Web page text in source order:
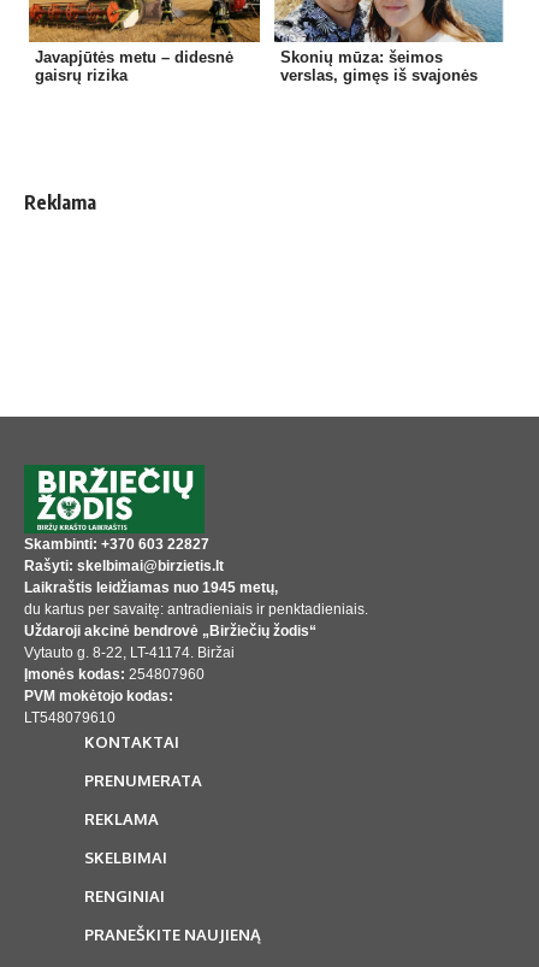
Javapjūtės metu – didesnė
gaisrų rizika
Skonių mūza: šeimos
verslas, gimęs iš svajonės
Reklama
Skambinti: +370 603 22827
Rašyti: skelbimai@birzietis.lt
Laikraštis leidžiamas nuo 1945 metų,
du kartus per savaitę: antradieniais ir penktadieniais.
Uždaroji akcinė bendrovė „Biržiečių žodis“
Vytauto g. 8-22, LT-41174. Biržai
Įmonės kodas: 254807960
PVM mokėtojo kodas:
LT548079610
KONTAKTAI
PRENUMERATA
REKLAMA
SKELBIMAI
RENGINIAI
PRANEŠKITE NAUJIENĄ